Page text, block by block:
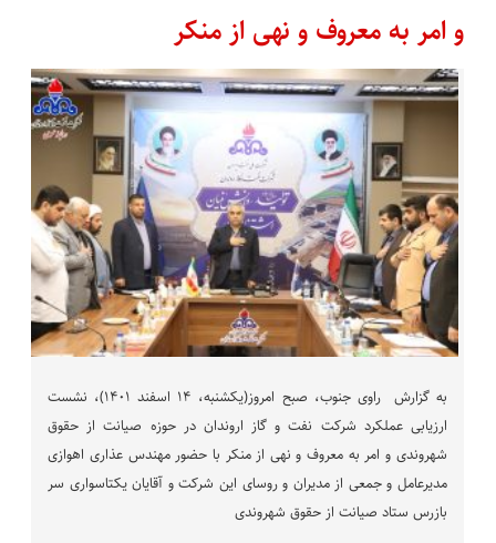
و امر به معروف و نهی از منکر
به گزارش راوی جنوب، صبح امروز(یکشنبه، ۱۴ اسفند ۱۴۰۱)، نشست
ارزیابی عملکرد شرکت نفت و گاز اروندان در حوزه صیانت از حقوق
شهروندی و امر به معروف و نهی از منکر با حضور مهندس عذاری اهوازی
مدیرعامل و جمعی از مدیران و روسای این شرکت و آقایان یکتاسواری سر
بازرس ستاد صیانت از حقوق شهروندی